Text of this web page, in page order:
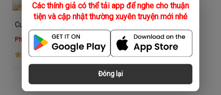
Các thính giả có thể tải app để nghe cho thuận
tiện và cập nhật thường xuyên truyện mới nhé
Đóng lại
Phương Thảo